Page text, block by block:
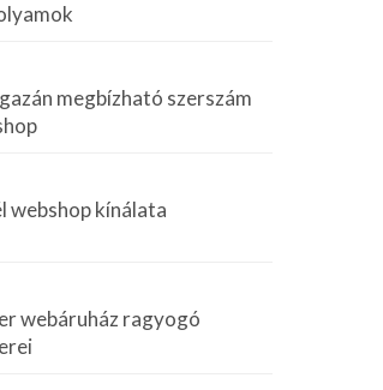
megbízható szerszám
webshop kínálata
webáruház ragyogó